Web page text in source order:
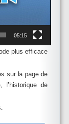
05:15
plus efficace
sur la page de
de